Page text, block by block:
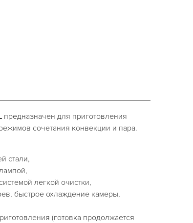
предназначен для приготовления
сочетания конвекции и пара.
стали,
легкой очистки,
быстрое охлаждение камеры,
(готовка продолжается